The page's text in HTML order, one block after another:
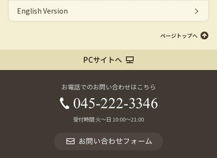
English Version
ページトップへ
PCサイトへ
お電話でのお問い合わせはこちら
受付時間 火～日 10:00～21:00